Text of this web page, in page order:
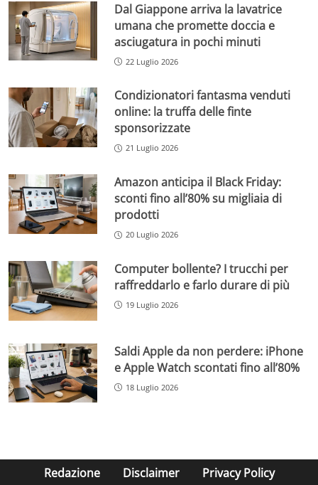
Dal Giappone arriva la lavatrice
umana che promette doccia e
asciugatura in pochi minuti
22 Luglio 2026
Condizionatori fantasma venduti
online: la truffa delle finte
sponsorizzate
21 Luglio 2026
Amazon anticipa il Black Friday:
sconti fino all’80% su migliaia di
prodotti
20 Luglio 2026
Computer bollente? I trucchi per
raffreddarlo e farlo durare di più
19 Luglio 2026
Saldi Apple da non perdere: iPhone
e Apple Watch scontati fino all’80%
18 Luglio 2026
Redazione Disclaimer Privacy Policy